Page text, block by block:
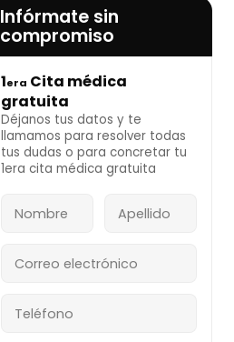
INFÓRMATE AHORA
Infórmate sin
compromiso
1era Cita médica
gratuita
Déjanos tus datos y te
llamamos para resolver todas
tus dudas o para concretar tu
1era cita médica gratuita